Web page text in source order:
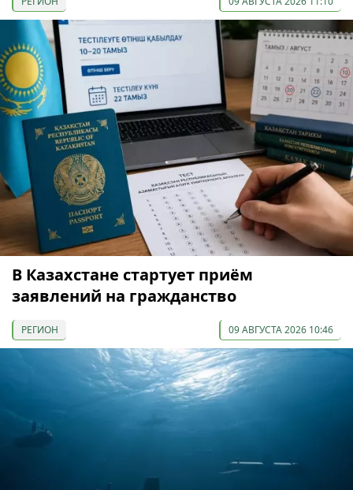
В Казахстане стартует приём
заявлений на гражданство
РЕГИОН 09 АВГУСТА 2026 10:46